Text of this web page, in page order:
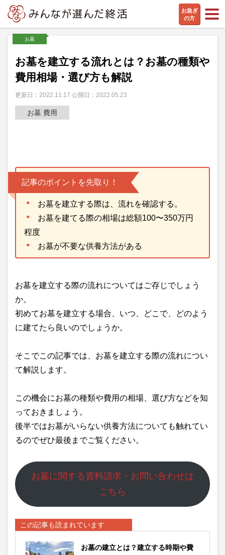
お急ぎ
の方
お墓
お墓を建立する流れとは？お墓の種類や
費用相場・選び方も解説
更新日：2022.11.17 公開日：2022.05.23
お墓 費用
記事のポイントを先取り！
お墓を建立する際は、流れを確認する。
お墓を建てる際の相場は総額100〜350万円
程度
お墓が不要な供養方法がある
お墓を建立する際の流れについてはご存じでしょう
か。
初めてお墓を建立する場合、いつ、どこで、どのよう
に建てたら良いのでしょうか。
そこでこの記事では、お墓を建立する際の流れについ
て解説します。
この機会にお墓の種類や費用の相場、選び方などを知
っておきましょう。
後半ではお墓がいらない供養方法についても触れてい
るのでぜひ最後までご覧ください。
お墓に関する資料請求・お問い合わせは
こちら
この記事も読まれています
お墓の建立とは？建立する時期や費